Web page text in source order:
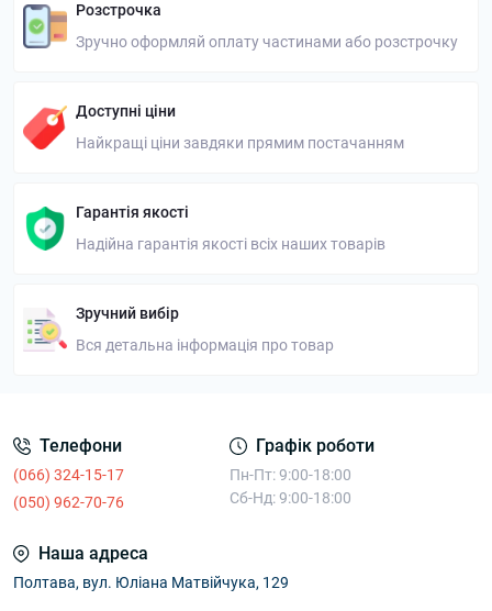
Розстрочка
Зручно оформляй оплату частинами або розстрочку
Доступні ціни
Найкращі ціни завдяки прямим постачанням
Гарантія якості
Надійна гарантія якості всіх наших товарів
Зручний вибір
Вся детальна інформація про товар
Телефони
(066) 324-15-17
(050) 962-70-76
Графік роботи
Пн-Пт: 9:00-18:00
Сб-Нд: 9:00-18:00
Наша адреса
Полтава, вул. Юліана Матвійчука, 129